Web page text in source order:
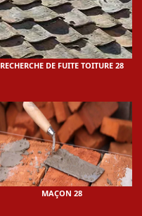
RECHERCHE DE FUITE TOITURE 28
MAÇON 28